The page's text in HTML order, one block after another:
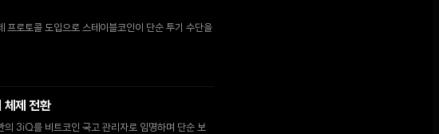
로토콜 도입으로 스테이블코인이 단순 투기 수단을
체제 전환
3iQ를 비트코인 국고 관리자로 임명하며 단순 보